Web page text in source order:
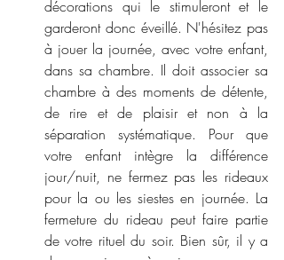
décorations qui le stimuleront et le
garderont donc éveillé. N'hésitez pas
à jouer la journée, avec votre enfant,
dans sa chambre. Il doit associer sa
chambre à des moments de détente,
de rire et de plaisir et non à la
séparation systématique. Pour que
votre enfant intègre la différence
jour/nuit, ne fermez pas les rideaux
pour la ou les siestes en journée. La
fermeture du rideau peut faire partie
de votre rituel du soir. Bien sûr, il y a